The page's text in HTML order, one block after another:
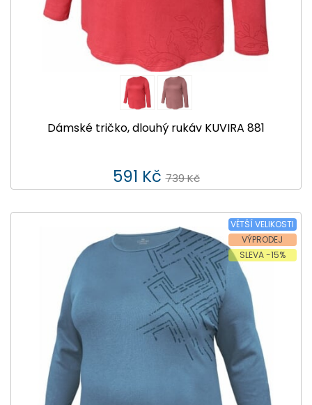
Dámské tričko, dlouhý rukáv KUVIRA 881
591 Kč 739 Kč
VĚTŠÍ VELIKOSTI
VÝPRODEJ
SLEVA -15%